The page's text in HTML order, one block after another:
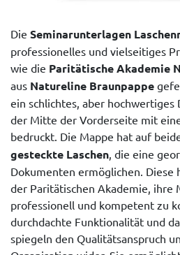
Die Seminarunterlagen
professionelles und vielseitiges
wie die Paritätische Akademie
aus Natureline Braunpappe
ein schlichtes, aber hochwertiges
der Mitte der Vorderseite mit
bedruckt. Die Mappe hat auf
gesteckte Laschen , die eine
Dokumenten ermöglichen.
der Paritätischen Akademie, ihre
professionell und kompetent zu
durchdachte Funktionalität und
spiegeln den Qualitätsanspruch